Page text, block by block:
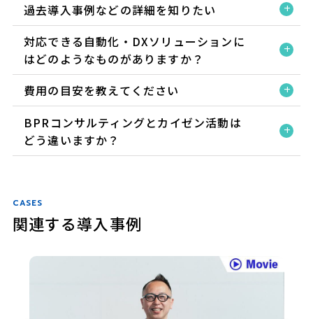
過去導入事例などの詳細を知りたい
対応できる自動化・DXソリューションに
はどのようなものがありますか？
費用の目安を教えてください
BPRコンサルティングとカイゼン活動は
どう違いますか？
CASES
関連する導入事例